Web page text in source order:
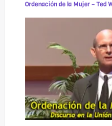
Ordenación de la Mujer – Ted